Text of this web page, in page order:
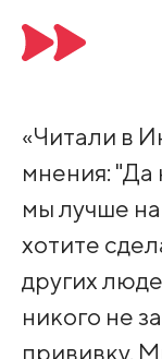
«Читали в
мнения: "Да
мы лучше
хотите
других
никого не
прививку.